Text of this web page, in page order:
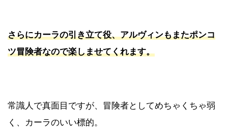
さらにカーラの引き立て役、アルヴィンもまたポンコ
ツ冒険者なので楽しませてくれます。
常識人で真面目ですが、冒険者としてめちゃくちゃ弱
く、カーラのいい標的。